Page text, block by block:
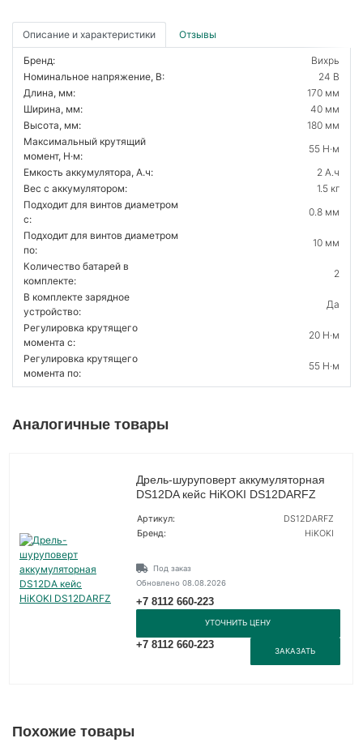
Описание и характеристики Отзывы
Бренд:
Вихрь
Номинальное напряжение, В:
24 В
Длина, мм:
170 мм
Ширина, мм:
40 мм
Высота, мм:
180 мм
Максимальный крутящий
момент, Н·м:
55 Н·м
Емкость аккумулятора, А.ч:
2 А.ч
Вес с аккумулятором:
1.5 кг
Подходит для винтов диаметром
с:
0.8 мм
Подходит для винтов диаметром
по:
10 мм
Количество батарей в
комплекте:
2
В комплекте зарядное
устройство:
Да
Регулировка крутящего
момента с:
20 Н·м
Регулировка крутящего
момента по:
55 Н·м
Аналогичные товары
Дрель-шуруповерт аккумуляторная
DS12DA кейс HiKOKI DS12DARFZ
Артикул:
DS12DARFZ
Бренд:
HiKOKI
Под заказ
Обновлено 08.08.2026
+7 8112 660-223
УТОЧНИТЬ ЦЕНУ
+7 8112 660-223
ЗАКАЗАТЬ
Похожие товары